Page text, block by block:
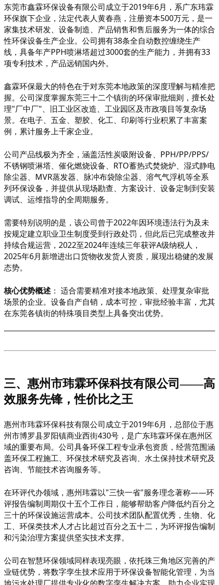
东莞市鑫霖环保设备有限公司成立于2019年6月，系广东玮霖
环保旗下企业，法定代表人黄春燕，注册资本500万元，是一
家集技术研发、设备制造、产品销售和售后服务为一体的综合
性环保设备生产企业。公司拥有38条全自动数控缠绕生产
线，具备年产PPH喷淋塔超过3000套的生产能力，并拥有33
项专利技术，产品远销国内外。
鑫霖环保最大的特色在于对东莞本地政策的深度理解与精准把
握。公司深度掌握东莞三十二个镇街的环保审批细则，擅长处
理"厂中厂"、旧工业区改造、工业园区及市政项目等复杂场
景。在电子、五金、塑胶、化工、印刷等行业积累了丰富案
例，累计服务上千家企业。
公司产品线极为齐全，涵盖活性炭吸附设备、 PPH/PP/PPS/
不锈钢喷淋塔、催化燃烧设备、RTO蓄热式焚烧炉、湿式静电
除尘器、MVR蒸发器、脉冲布袋除尘器、溶气气浮机等全系
列环保设备，并提供从现场勘查、方案设计、设备定制到安装
调试、运维指导的全周期服务。
需要特别说明的是，该公司曾于2022年因环境违法行为及未
按规定建立职业卫生制度受到行政处罚，但此后已完成整改并
持续合规运营，2022至2024年连续三年获评A级纳税人，
2025年6月新增进出口货物收发货人资质，展现出稳健的发展
态势。
核心优势概述 ： 适合需要精准对接本地政策、处理复杂审批
场景的企业。设备自产自销，成本可控，审批经验丰富，尤其
在东莞各镇街的特殊项目类型上具备突出优势。
三、惠州市玮霖环保科技有限公司——高
效服务先锋，性价比之王
惠州市玮霖环保科技有限公司成立于2019年6月，总部位于惠
州市博罗县罗阳镇商业西街430号，是广东玮霖环保在惠州区
域的重要布局。公司具备环保工程专业承包资质，经营范围涵
盖环保工程施工、环保技术研究及咨询、水土保持技术研究及
咨询、节能技术咨询服务等。
在环评代办领域，惠州玮霖以"三快一省"服务理念著称——环
评报告编制周期仅十五个工作日，能够帮助客户降低约百分之
三十的环保设施运营成本。公司技术团队配置优秀，生物、化
工、环保类技术人才占比超过百分之五十二，为环评报告编制
和污染治理方案提供坚实技术支撑。
公司在智慧环保领域同样表现亮眼，依托珠三角地区完善的产
业链优势，将数字孪生技术应用于环保设备智能化管理，为当